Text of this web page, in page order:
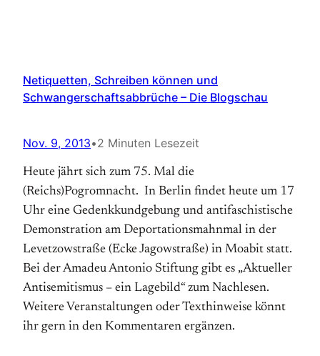
Netiquetten, Schreiben können und
Schwangerschaftsabbrüche – Die Blogschau
Nov. 9, 2013•2 Minuten Lesezeit
Heute jährt sich zum 75. Mal die
(Reichs)Pogromnacht. In Berlin findet heute um 17
Uhr eine Gedenkkundgebung und antifaschistische
Demonstration am Deportationsmahnmal in der
Levetzowstraße (Ecke Jagowstraße) in Moabit statt.
Bei der Amadeu Antonio Stiftung gibt es „Aktueller
Antisemitismus – ein Lagebild“ zum Nachlesen.
Weitere Veranstaltungen oder Texthinweise könnt
ihr gern in den Kommentaren ergänzen.